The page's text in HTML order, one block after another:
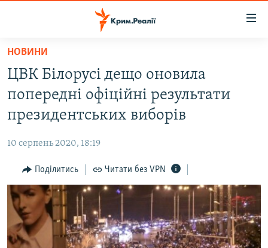
Перейти
основного
матеріалу
до
основної
навігації
Перейти
до
пошуку
ВОДА.КРИМ
ВІДЕО ТА ФОТО
БЛОГИ
ПОГЛЯД
ІНТЕРВ'Ю
ВСЕ ЗА ДЕНЬ
СПЕЦПРОЕКТИ
НОВИНИ
ЦВК Білорусі дещо оновила
попередні офіційні результати
президентських виборів
10 серпень 2020, 18:19
Поділитись Читати без VPN